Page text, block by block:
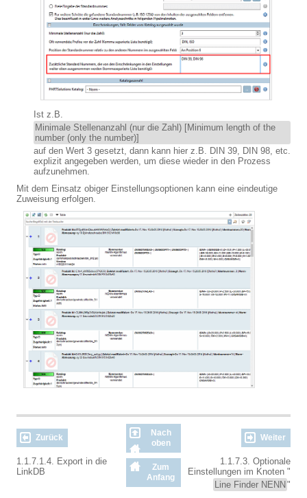
Ist z.B.
Minimale Stellenanzahl (nur die Zahl) [Minimum length of the
number (only the number)]
auf den Wert 3 gesetzt, dann kann hier z.B. DIN 39, DIN 98, etc.
explizit angegeben werden, um diese wieder in den Prozess
aufzunehmen.
Mit dem Einsatz obiger Einstellungsoptionen kann eine eindeutige
Zuweisung erfolgen.
Zurück
Nach
oben
Weiter
1.1.7.1.4. Export in die
LinkDB
Zum
Anfang
1.1.7.3. Optionale
Einstellungen im Knoten "
Line Finder NENN "